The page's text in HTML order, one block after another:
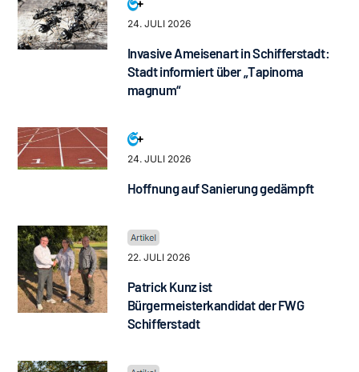
24. JULI 2026
Invasive Ameisenart in Schifferstadt:
Stadt informiert über „Tapinoma
magnum“
24. JULI 2026
Hoffnung auf Sanierung gedämpft
22. JULI 2026
Patrick Kunz ist
Bürgermeisterkandidat der FWG
Schifferstadt